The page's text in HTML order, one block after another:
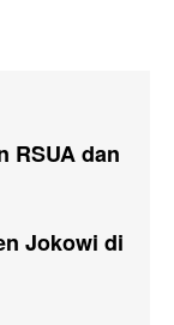
RSUA dan
Jokowi di